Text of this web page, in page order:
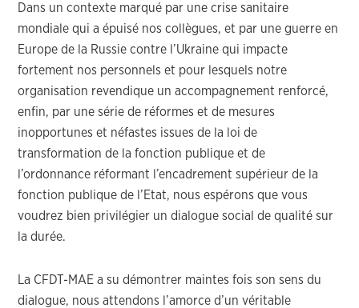
Dans un contexte marqué par une crise sanitaire
mondiale qui a épuisé nos collègues, et par une guerre en
Europe de la Russie contre l’Ukraine qui impacte
fortement nos personnels et pour lesquels notre
organisation revendique un accompagnement renforcé,
enfin, par une série de réformes et de mesures
inopportunes et néfastes issues de la loi de
transformation de la fonction publique et de
l’ordonnance réformant l’encadrement supérieur de la
fonction publique de l’Etat, nous espérons que vous
voudrez bien privilégier un dialogue social de qualité sur
la durée.
La CFDT-MAE a su démontrer maintes fois son sens du
dialogue, nous attendons l’amorce d’un véritable